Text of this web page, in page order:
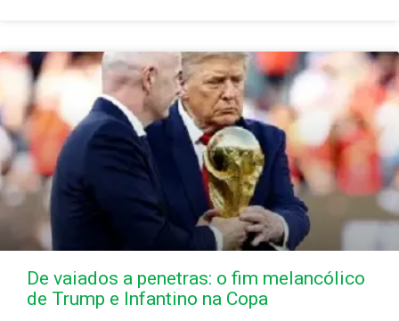
De vaiados a penetras: o fim melancólico
de Trump e Infantino na Copa